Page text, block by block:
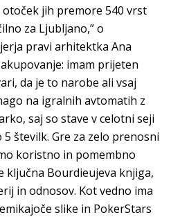
jih premore 540 vrst
za Ljubljano,” o
pravi arhitektka Ana
imam prijeten
da je to narobe ali vsaj
na igralnih avtomatih z
saj so stave v celotni seji
številk. Gre za zelo prenosni
koristno in pomembno
ključna Bourdieujeva knjiga,
in odnosov. Kot vedno ima
slike in PokerStars